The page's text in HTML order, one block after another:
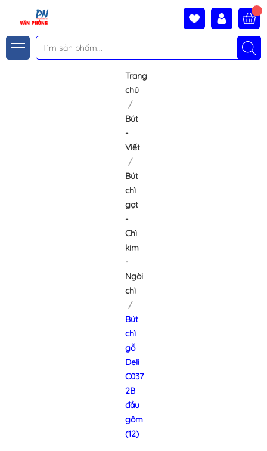
Trang
chủ
Bút
-
Viết
Bút
chì
gọt
-
Chì
kim
-
Ngòi
chì
Bút
chì
gỗ
Deli
C037
2B
đầu
gôm
(12)